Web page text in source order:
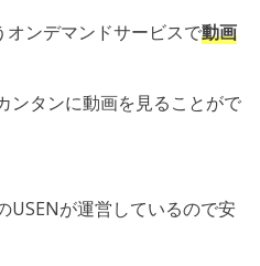
ンデマンドサービスで動画
ンタンに動画を見ることがで
USENが運営しているので安